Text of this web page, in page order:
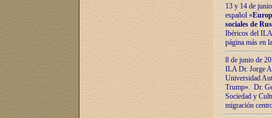
13 y 14 de
español «
sociales de
Ibéricos del ILA
página más en
8 de junio de
ILA Dr. Jorge
Universidad
Trump». Dr.
Sociedad y
migración